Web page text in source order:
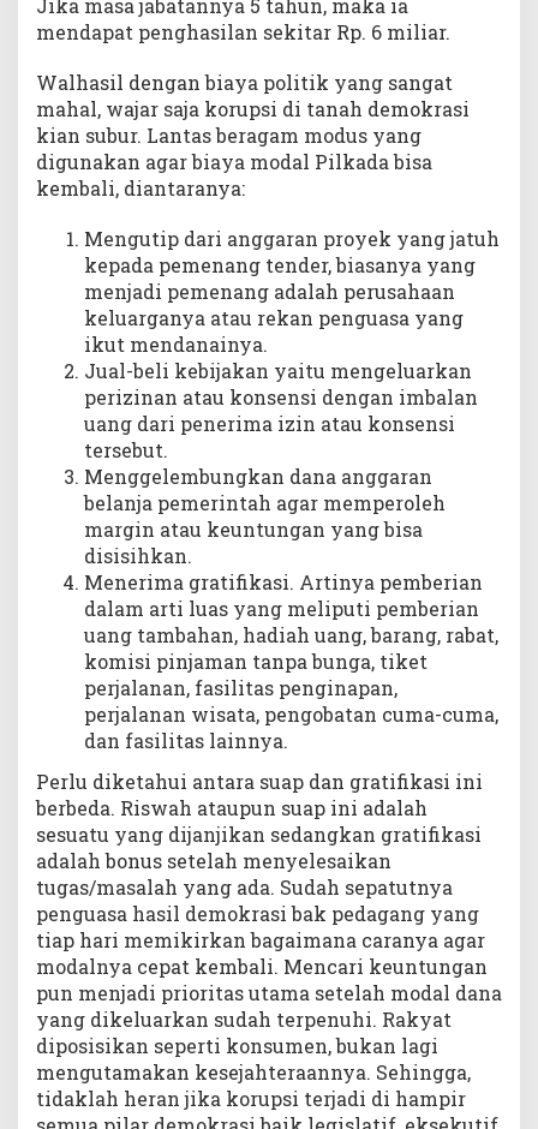
Jika masa jabatannya 5 tahun, maka ia
mendapat penghasilan sekitar Rp. 6 miliar.
Walhasil dengan biaya politik yang sangat
mahal, wajar saja korupsi di tanah demokrasi
kian subur. Lantas beragam modus yang
digunakan agar biaya modal Pilkada bisa
kembali, diantaranya:
Mengutip dari anggaran proyek yang jatuh
kepada pemenang tender, biasanya yang
menjadi pemenang adalah perusahaan
keluarganya atau rekan penguasa yang
ikut mendanainya.
Jual-beli kebijakan yaitu mengeluarkan
perizinan atau konsensi dengan imbalan
uang dari penerima izin atau konsensi
tersebut.
Menggelembungkan dana anggaran
belanja pemerintah agar memperoleh
margin atau keuntungan yang bisa
disisihkan.
Menerima gratifikasi. Artinya pemberian
dalam arti luas yang meliputi pemberian
uang tambahan, hadiah uang, barang, rabat,
komisi pinjaman tanpa bunga, tiket
perjalanan, fasilitas penginapan,
perjalanan wisata, pengobatan cuma-cuma,
dan fasilitas lainnya.
Perlu diketahui antara suap dan gratifikasi ini
berbeda. Riswah ataupun suap ini adalah
sesuatu yang dijanjikan sedangkan gratifikasi
adalah bonus setelah menyelesaikan
tugas/masalah yang ada. Sudah sepatutnya
penguasa hasil demokrasi bak pedagang yang
tiap hari memikirkan bagaimana caranya agar
modalnya cepat kembali. Mencari keuntungan
pun menjadi prioritas utama setelah modal dana
yang dikeluarkan sudah terpenuhi. Rakyat
diposisikan seperti konsumen, bukan lagi
mengutamakan kesejahteraannya. Sehingga,
tidaklah heran jika korupsi terjadi di hampir